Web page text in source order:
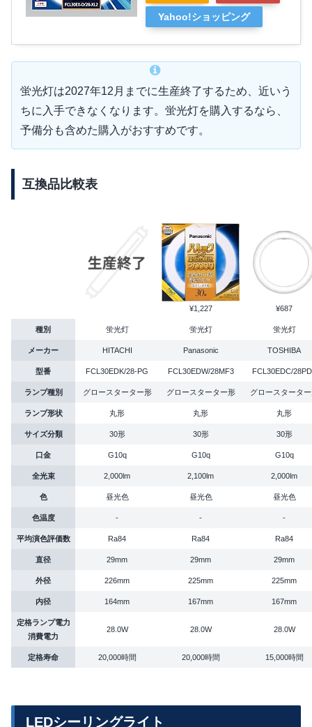
Yahoo!ショッピング
蛍光灯は2027年12月までに生産終了するため、近いう
ちに入手できなくなります。蛍光灯を購入するなら、
予備分も含めた購入がおすすめです。
互換品比較表
¥1,227 ¥687
種別 蛍光灯 蛍光灯 蛍光灯
メーカー HITACHI Panasonic TOSHIBA
型番 FCL30EDK/28-PG FCL30EDW/28MF3 FCL30EDC/
ランプ種別 グロースターター形 グロースターター形 グロースタータ
ランプ形状 丸形 丸形 丸形
サイズ分類 30形 30形 30形
口金 G10q G10q G10q
全光束 2,000lm 2,100lm 2,000lm
色 昼光色 昼光色 昼光色
色温度 - - -
平均演色評価数 Ra84 Ra84 Ra84
直径 29mm 29mm 29mm
外径 226mm 225mm 225mm
内径 164mm 167mm 167mm
定格ランプ電力
消費電力
28.0W 28.0W 28.0W
定格寿命 20,000時間 20,000時間 15,000時間
LEDシーリングライト